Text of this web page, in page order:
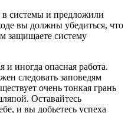
в системы и предложили
вы должны убедиться, что
защищаете систему
и иногда опасная работа.
следовать заповедям
очень тонкая грань
Оставайтесь
и вы добьетесь успеха